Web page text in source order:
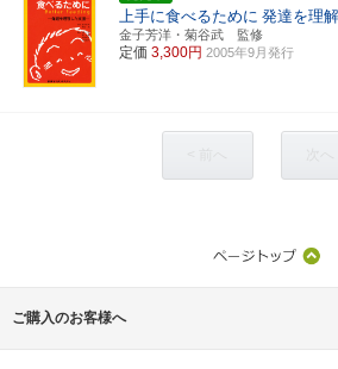
上手に食べるために 発達を理
金子芳洋・菊谷武 監修
定価 3,300円 2005年9月発行
ご購入のお客様へ